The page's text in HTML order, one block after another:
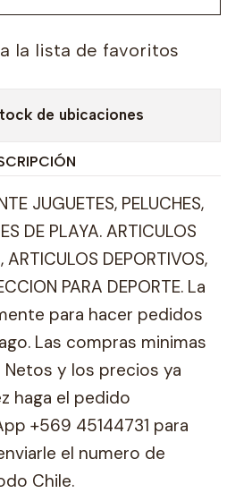
la lista de favoritos
de ubicaciones
JUGUETES, PELUCHES,
DE PLAYA. ARTICULOS
ARTICULOS DEPORTIVOS,
PARA DEPORTE. La
para hacer pedidos
Las compras minimas
y los precios ya
haga el pedido
+569 45144731 para
el numero de
Chile.